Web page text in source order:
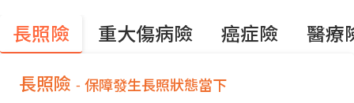
長照險 重大傷病險 癌症險 醫療
長照險 - 保障發生長照狀態當下